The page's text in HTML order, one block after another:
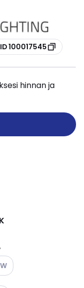
100017545
hinnan ja
vaihtoehdot
olevat
käytettävissä olevat